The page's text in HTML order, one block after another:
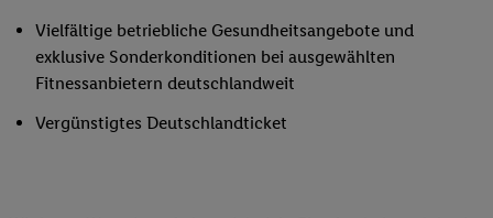
Vielfältige betriebliche Gesundheitsangebote und
exklusive Sonderkonditionen bei ausgewählten
Fitnessanbietern deutschlandweit
Vergünstigtes Deutschlandticket